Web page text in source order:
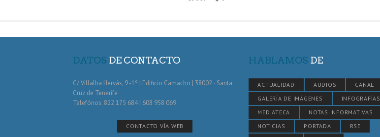
DATOS DE CONTACTO
C/ Villalba Hervás, 9 -1º | Edificio Camacho | 38002 · Santa
Cruz de Tenerife
Telefónos: 822 175 684 | 608 958 069
CONTACTO VÍA WEB
HABLAMOS DE
ACTUALIDAD AUDIOS
CANAL
GALERÍA DE IMÁGENES
INFOGRAFÍAS
MEDIATECA
NOTAS INFORMATIVAS
NOTICIAS
PORTADA
RSE